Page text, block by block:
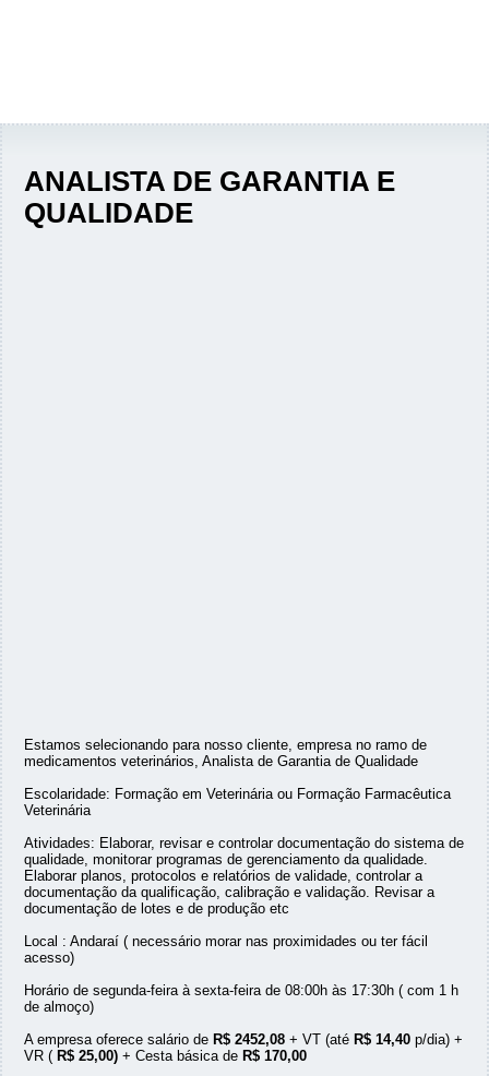
ANALISTA DE GARANTIA E
QUALIDADE
Estamos selecionando para nosso cliente, empresa no ramo de
medicamentos veterinários, Analista de Garantia de Qualidade
Escolaridade: Formação em Veterinária ou Formação Farmacêutica
Veterinária
Atividades: Elaborar, revisar e controlar documentação do sistema de
qualidade, monitorar programas de gerenciamento da qualidade.
Elaborar planos, protocolos e relatórios de validade, controlar a
documentação da qualificação, calibração e validação. Revisar a
documentação de lotes e de produção etc
Local : Andaraí ( necessário morar nas proximidades ou ter fácil
acesso)
Horário de segunda-feira à sexta-feira de 08:00h às 17:30h ( com 1 h
de almoço)
A empresa oferece salário de R$ 2452,08 + VT (até R$ 14,40 p/dia) +
VR ( R$ 25,00) + Cesta básica de R$ 170,00